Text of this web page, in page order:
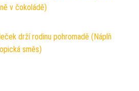
v čokoládě)
drží rodinu pohromadě (Náplň
směs)